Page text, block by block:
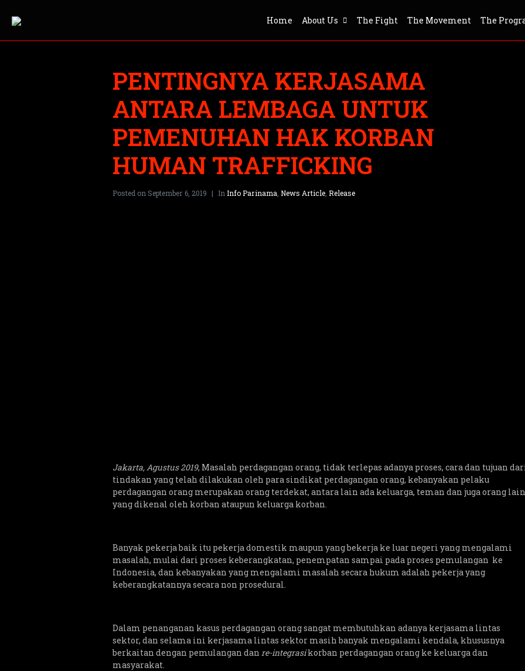
Home About Us The Fight The Movement The
PENTINGNYA KERJASAMA
ANTARA LEMBAGA UNTUK
PEMENUHAN HAK KORBAN
HUMAN TRAFFICKING
Posted on September 6, 2019 In Info Parinama News Article Release
Jakarta, Agustus 2019, Masalah perdagangan orang, tidak terlepas adanya proses, cara dan tujuan
tindakan yang telah dilakukan oleh para sindikat perdagangan orang, kebanyakan pelaku
perdagangan orang merupakan orang terdekat, antara lain ada keluarga, teman dan juga orang lain
yang dikenal oleh korban ataupun keluarga korban.
Banyak pekerja baik itu pekerja domestik maupun yang bekerja ke luar negeri yang mengalami
masalah, mulai dari proses keberangkatan, penempatan sampai pada proses pemulangan ke
Indonesia, dan kebanyakan yang mengalami masalah secara hukum adalah pekerja yang
keberangkatannya secara non prosedural.
Dalam penanganan kasus perdagangan orang sangat membutuhkan adanya kerjasama lintas
sektor, dan selama ini kerjasama lintas sektor masih banyak mengalami kendala, khususnya
berkaitan dengan pemulangan dan re-integrasikorban perdagangan orang ke keluarga dan
masyarakat.